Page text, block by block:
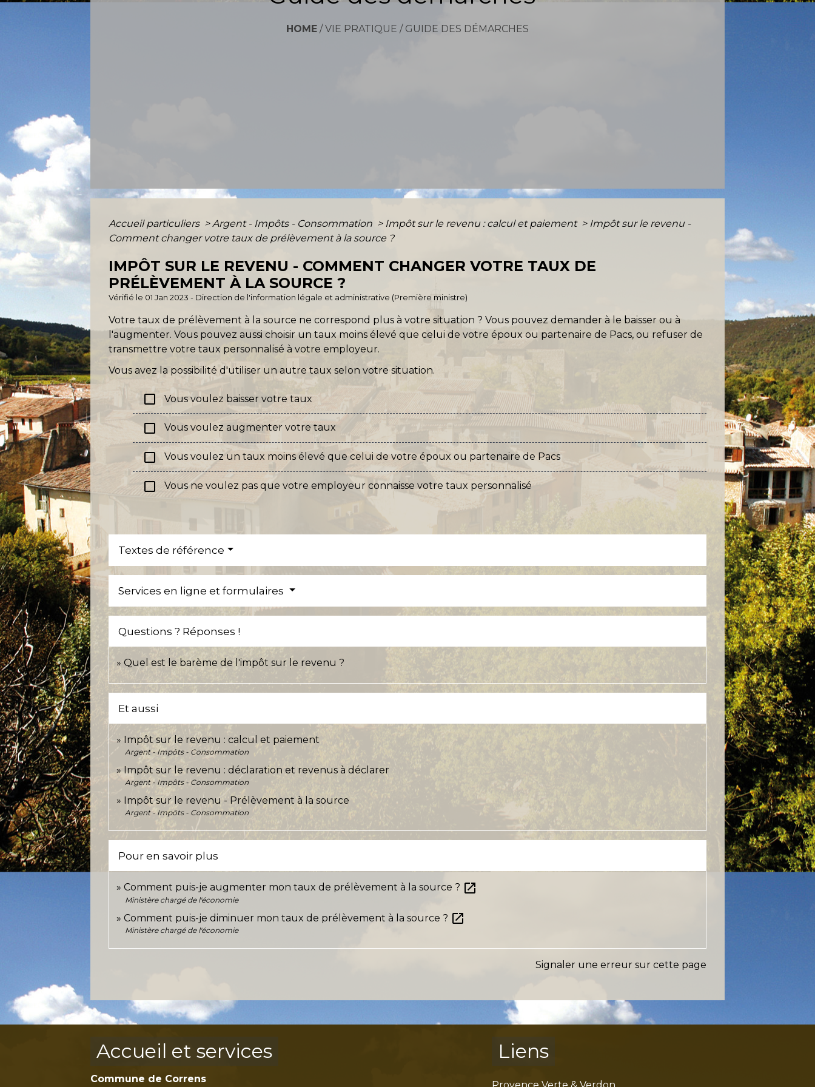
HOME /VIE PRATIQUE / GUIDE DES DÉMARCHES
Accueil particuliers > Argent - Impôts - Consommation > Impôt sur le revenu : calcul et paiement > Impôt sur le revenu -
Comment changer votre taux de prélèvement à la source ?
IMPÔT SUR LE REVENU - COMMENT CHANGER VOTRE TAUX DE
PRÉLÈVEMENT À LA SOURCE ?
Vérifié le 01 Jan 2023 - Direction de l'information légale et administrative (Première ministre)
Votre taux de prélèvement à la source ne correspond plus à votre situation ? Vous pouvez demander à le baisser ou à
l'augmenter. Vous pouvez aussi choisir un taux moins élevé que celui de votre époux ou partenaire de Pacs, ou refuser de
transmettre votre taux personnalisé à votre employeur.
Vous avez la possibilité d'utiliser un autre taux selon votre situation.
check_box_outline_blank Vous voulez baisser votre taux
check_box_outline_blank Vous voulez augmenter votre taux
check_box_outline_blank Vous voulez un taux moins élevé que celui de votre époux ou partenaire de Pacs
check_box_outline_blank Vous ne voulez pas que votre employeur connaisse votre taux personnalisé
Textes de référence
Services en ligne et formulaires
Questions ? Réponses !
Quel est le barème de l'impôt sur le revenu ?
Et aussi
Impôt sur le revenu : calcul et paiement
Argent - Impôts - Consommation
Impôt sur le revenu : déclaration et revenus à déclarer
Argent - Impôts - Consommation
Impôt sur le revenu - Prélèvement à la source
Argent - Impôts - Consommation
Pour en savoir plus
Comment puis-je augmenter mon taux de prélèvement à la source ? open_in_new
Ministère chargé de l'économie
Comment puis-je diminuer mon taux de prélèvement à la source ? open_in_new
Ministère chargé de l'économie
Signaler une erreur sur cette page
Accueil et services
Commune de Correns
Liens